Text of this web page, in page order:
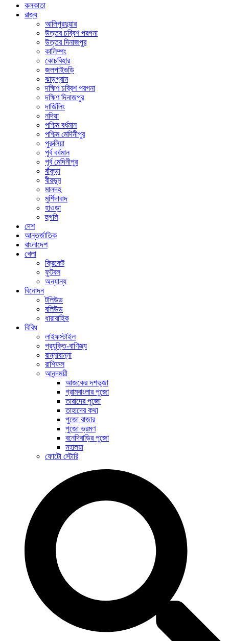
কলকাতা
রাজ্য
আলিপুরদুয়ার
উত্তর চব্বিশ পরগনা
উত্তর দিনাজপুর
কালিম্পং
কোচবিহার
জলপাইগুড়ি
ঝাড়গ্রাম
দক্ষিণ চব্বিশ পরগনা
দক্ষিণ দিনাজপুর
দার্জিলিং
নদিয়া
পশ্চিম বর্ধমান
পশ্চিম মেদিনীপুর
পুরুলিয়া
পূর্ব বর্ধমান
পূর্ব মেদিনীপুর
বাঁকুড়া
বীরভূম
মালদহ
মুর্শিদাবাদ
হাওড়া
হুগলি
দেশ
আন্তর্জাতিক
বাংলাদেশ
খেলা
ক্রিকেট
ফুটবল
অন্যান্য
বিনোদন
টলিউড
বলিউড
ধারাবাহিক
বিবিধ
লাইফস্টাইল
প্রযুক্তি-বাণিজ্য
রান্নাবান্না
রাশিফল
আনন্দময়ী
আজকের দশভূজা
গ্রামবাংলার পুজো
তারাদের পুজো
তাহাদের কথা
পুজো বাজার
পুজো ভ্রমণ
বনেদিবাড়ির পুজো
মহালয়া
ফোটো স্টোরি